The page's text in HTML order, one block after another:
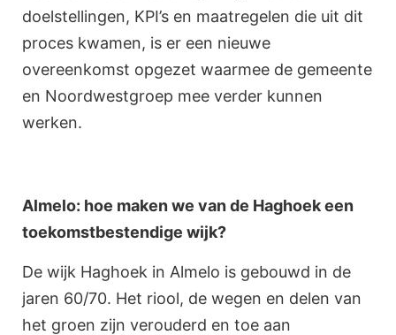
doelstellingen, KPI’s en maatregelen die uit dit
proces kwamen, is er een nieuwe
overeenkomst opgezet waarmee de gemeente
en Noordwestgroep mee verder kunnen
werken.
Almelo: hoe maken we van de Haghoek een
toekomstbestendige wijk?
De wijk Haghoek in Almelo is gebouwd in de
jaren 60/70. Het riool, de wegen en delen van
het groen zijn verouderd en toe aan